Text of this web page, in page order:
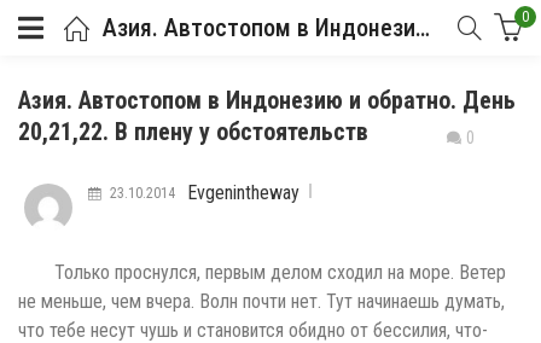
Азия. Автостопом в Индонезию и обратно. День 20,21,22. В плену у обстоятельств 0
0
Азия. Автостопом в Индонезию и обратно. День
20,21,22. В плену у обстоятельств
Evgenintheway
23.10.2014
Только проснулся, первым делом сходил на море. Ветер
не меньше, чем вчера. Волн почти нет. Тут начинаешь думать,
что тебе несут чушь и становится обидно от бессилия, что-